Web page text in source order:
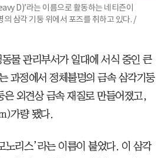
D)’라는 이름으로 활동하는 네티즌이
삼각 기둥 위에서 포즈를 취하고 있다. /
물 관리부서가 일대에 서식 중인 큰
과정에서 정체불명의 금속 삼각기둥
은 외견상 금속 재질로 만들어졌고,
가량 됐다.
노리스’라는 이름이 붙었다. 이 삼각